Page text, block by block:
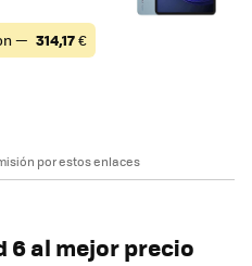
— 314,17€
por estos enlaces
6al mejor precio